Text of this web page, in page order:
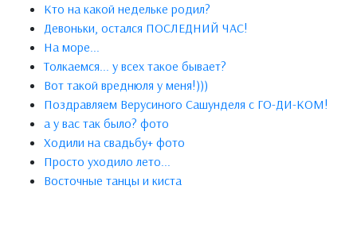
Кто на какой недельке родил?
Девоньки, остался ПОСЛЕДНИЙ ЧАС!
На море...
Толкаемся... у всех такое бывает?
Вот такой вреднюля у меня!)))
Поздравляем Верусиного Сашунделя с ГО-ДИ-КОМ!
а у вас так было? фото
Ходили на свадьбу+ фото
Просто уходило лето...
Восточные танцы и киста